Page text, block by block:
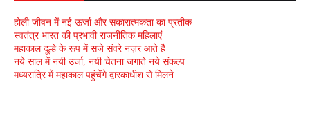
होली जीवन में नई ऊर्जा और सकारात्मकता का प्रतीक
स्वतंत्र भारत की प्रभावी राजनीतिक महिलाएं
महाकाल दूल्हे के रूप में सजे संवरे नज़र आते है
नये साल में नयी उर्जा, नयी चेतना जगाते नये संकल्प
मध्यरात्रि में महाकाल पहुंचेंगे द्वारकाधीश से मिलने